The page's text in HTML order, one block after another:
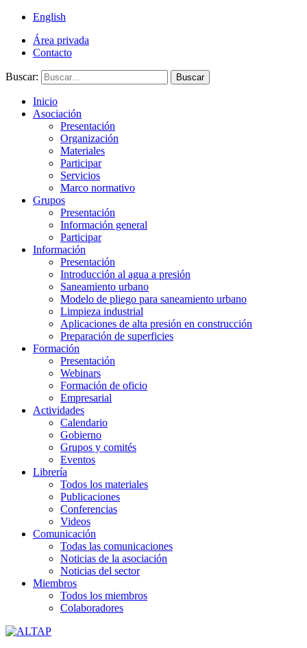
English
Área privada
Contacto
Buscar: Buscar
Inicio
Asociación
Presentación
Organización
Materiales
Participar
Servicios
Marco normativo
Grupos
Presentación
Información general
Participar
Información
Presentación
Introducción al agua a presión
Saneamiento urbano
Modelo de pliego para saneamiento urbano
Limpieza industrial
Aplicaciones de alta presión en construcción
Preparación de superficies
Formación
Presentación
Webinars
Formación de oficio
Empresarial
Actividades
Calendario
Gobierno
Grupos y comités
Eventos
Librería
Todos los materiales
Publicaciones
Conferencias
Videos
Comunicación
Todas las comunicaciones
Noticias de la asociación
Noticias del sector
Miembros
Todos los miembros
Colaboradores